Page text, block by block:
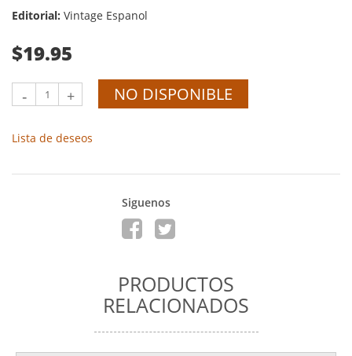
Editorial: Vintage Espanol
$19.95
- + NO DISPONIBLE
Lista de deseos
Siguenos
PRODUCTOS
RELACIONADOS